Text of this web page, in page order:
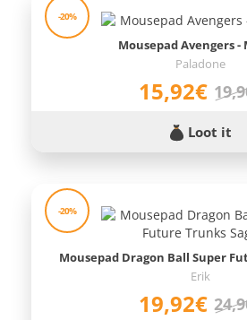
-20%
Mousepad Avengers -
Paladone
15,92€
Loot it
-20%
Mousepad Dragon Ball Super
Erik
19,92€